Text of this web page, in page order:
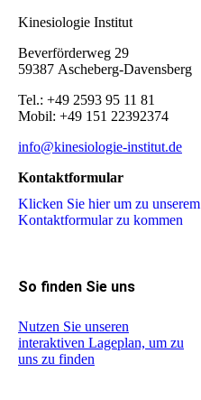
Kinesiologie Institut
Beverförderweg 29
59387 Ascheberg-Davensberg
Tel.: +49 2593 95 11 81
Mobil: +49 151 22392374
info@kinesiologie-institut.de
Kontaktformular
Klicken Sie hier um zu unserem
Kon­takt­for­mu­lar zu kommen
So finden Sie uns
Nutzen Sie unseren
interaktiven La­ge­plan, um zu
uns zu finden